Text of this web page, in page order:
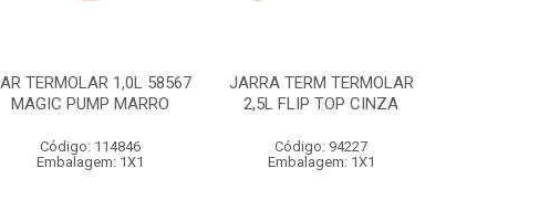
TERMOLAR 1,0L 58567
MAGIC PUMP MARRO
Código: 114846
Embalagem: 1X1
JARRA TERM TERMOLAR
2,5L FLIP TOP CINZA
Código: 94227
Embalagem: 1X1